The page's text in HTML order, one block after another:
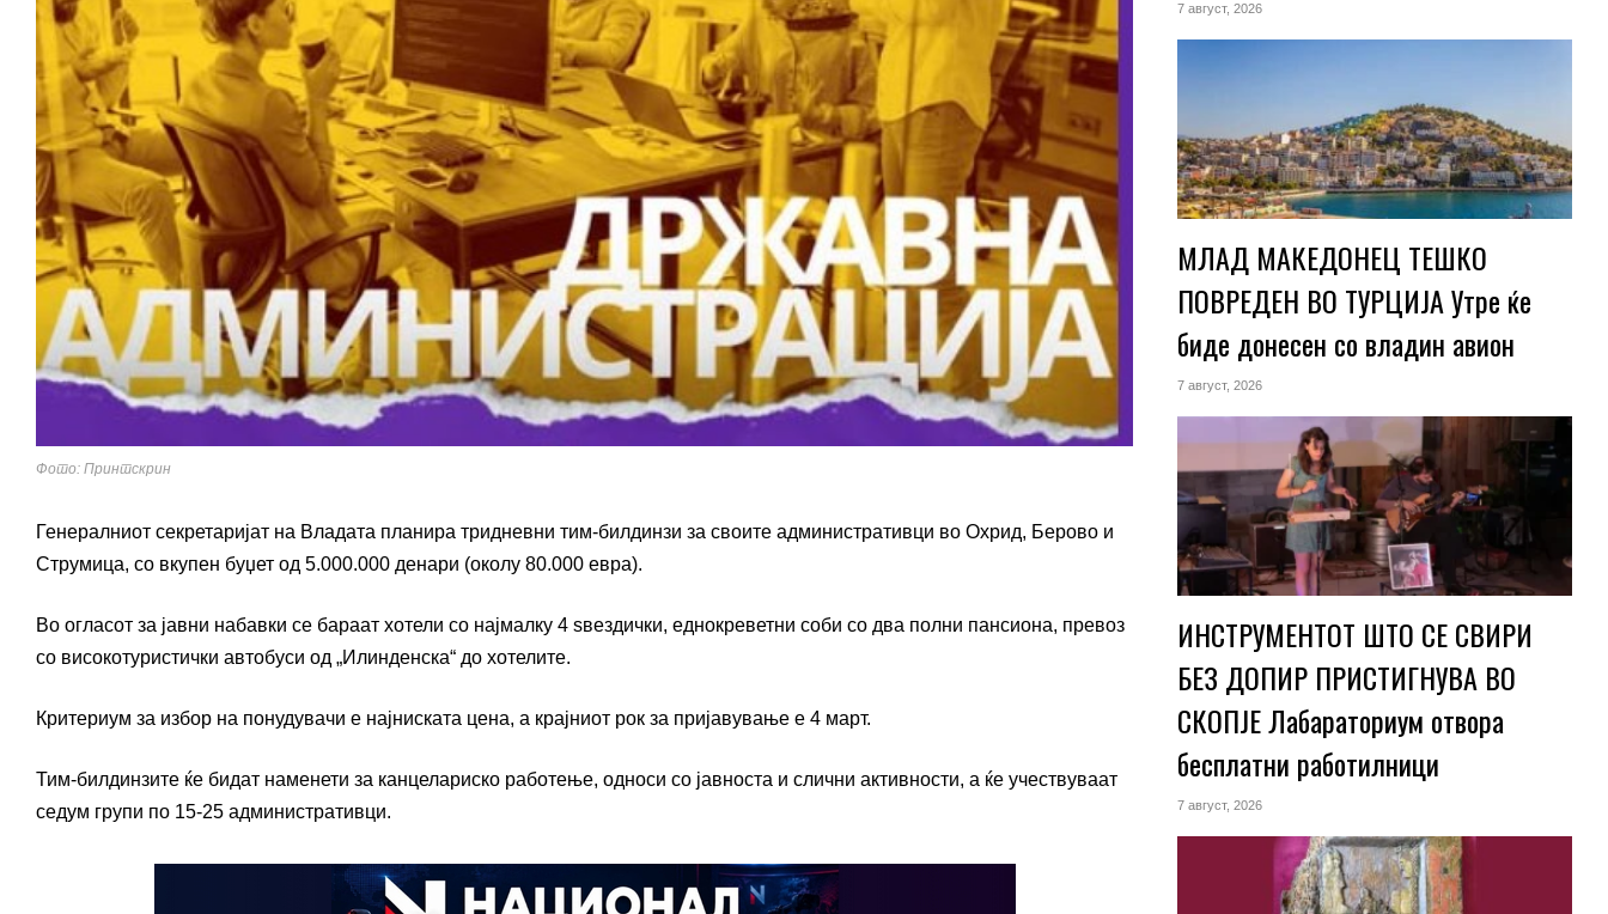
Фото: Принтскрин
Генералниот секретаријат на Владата планира тридневни тим-билдинзи за своите административци во Охрид, Берово и
Струмица, со вкупен буџет од 5.000.000 денари (околу 80.000 евра).
Во огласот за јавни набавки се бараат хотели со најмалку 4 ѕвездички, еднокреветни соби со два полни пансиона, превоз
со високотуристички автобуси од „Илинденска“ до хотелите.
Критериум за избор на понудувачи е најниската цена, а крајниот рок за пријавување е 4 март.
Тим-билдинзите ќе бидат наменети за канцелариско работење, односи со јавноста и слични активности, а ќе учествуваат
седум групи по 15-25 административци.
7 август, 2026
МЛАД МАКЕДОНЕЦ ТЕШКО
ПОВРЕДЕН ВО ТУРЦИЈА Утре ќе
биде донесен со владин авион
7 август, 2026
ИНСТРУМЕНТОТ ШТО СЕ СВИРИ
БЕЗ ДОПИР ПРИСТИГНУВА ВО
СКОПЈЕ Лабараториум отвора
бесплатни работилници
7 август, 2026